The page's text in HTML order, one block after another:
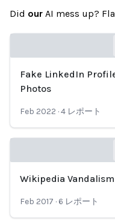
Did our AI mess up?
Loading...
Fake LinkedIn
Photos
Feb 2022 ·4 レポート
Loading...
Wikipedia
Feb 2017 · 6 レポート